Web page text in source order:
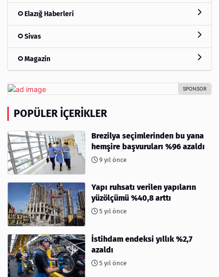
Elazığ Haberleri
Sivas
Magazin
POPÜLER İÇERIKLER
Brezilya seçimlerinden bu yana
hemşire başvuruları %96 azaldı
9 yıl önce
Yapı ruhsatı verilen yapıların
yüzölçümü %40,8 arttı
5 yıl önce
İstihdam endeksi yıllık %2,7
azaldı
5 yıl önce